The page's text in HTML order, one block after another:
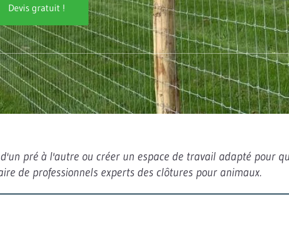
Devis gratuit !
pré à l'autre ou créer un espace de travail adapté pour
de professionnels experts des clôtures pour animaux.